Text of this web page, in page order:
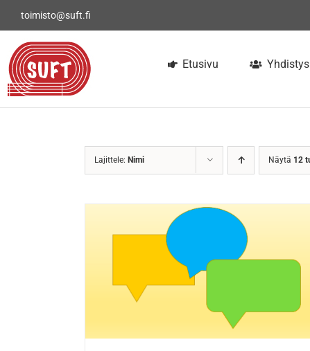
toimisto@suft.fi
Etusivu
Lajittele: Nimi Näytä 12